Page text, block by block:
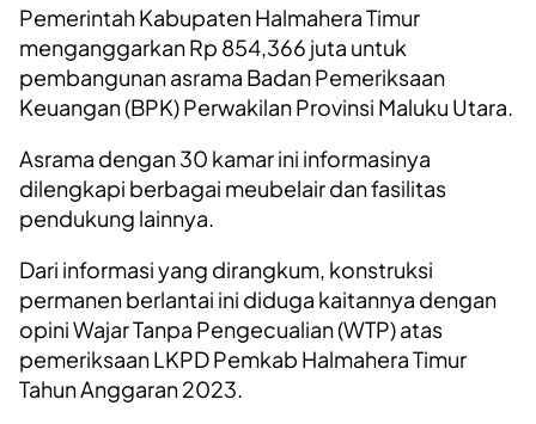
Pemerintah Kabupaten Halmahera Timur
menganggarkan Rp 854,366 juta untuk
pembangunan asrama Badan Pemeriksaan
Keuangan (BPK) Perwakilan Provinsi Maluku Utara.
Asrama dengan 30 kamar ini informasinya
dilengkapi berbagai meubelair dan fasilitas
pendukung lainnya.
Dari informasi yang dirangkum, konstruksi
permanen berlantai ini diduga kaitannya dengan
opini Wajar Tanpa Pengecualian (WTP) atas
pemeriksaan LKPD Pemkab Halmahera Timur
Tahun Anggaran 2023.